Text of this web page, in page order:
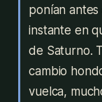
ponían
instante en
de Saturno.
cambio
vuelca,